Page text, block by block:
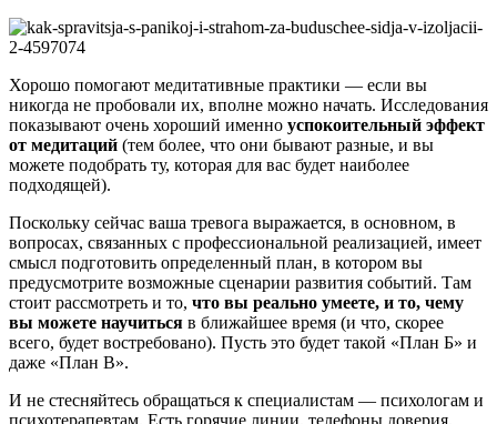
Хорошо помогают медитативные практики — если вы
никогда не пробовали их, вполне можно начать. Исследования
показывают очень хороший именно успокоительный эффект
от медитаций (тем более, что они бывают разные, и вы
можете подобрать ту, которая для вас будет наиболее
подходящей).
Поскольку сейчас ваша тревога выражается, в основном, в
вопросах, связанных с профессиональной реализацией, имеет
смысл подготовить определенный план, в котором вы
предусмотрите возможные сценарии развития событий. Там
стоит рассмотреть и то, что вы реально умеете, и то, чему
вы можете научиться в ближайшее время (и что, скорее
всего, будет востребовано). Пусть это будет такой «План Б» и
даже «План В».
И не стесняйтесь обращаться к специалистам — психологам и
психотерапевтам. Есть горячие линии, телефоны доверия,